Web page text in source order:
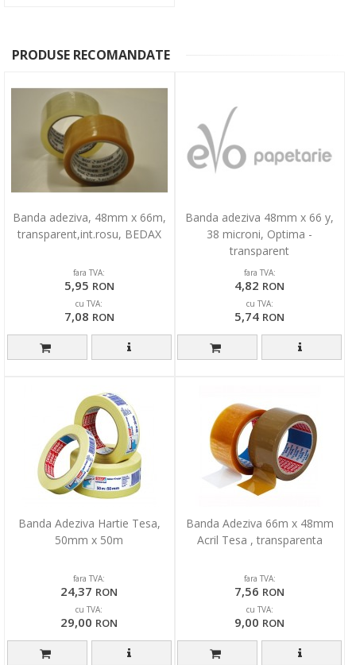
PRODUSE RECOMANDATE
Banda adeziva, 48mm x 66m,
transparent,int.rosu, BEDAX
fara TVA:
5,95 RON
cu TVA:
7,08 RON
Banda adeziva 48mm x 66 y,
38 microni, Optima -
transparent
fara TVA:
4,82 RON
cu TVA:
5,74 RON
Banda Adeziva Hartie Tesa,
50mm x 50m
fara TVA:
24,37 RON
cu TVA:
29,00 RON
Banda Adeziva 66m x 48mm
Acril Tesa , transparenta
fara TVA:
7,56 RON
cu TVA:
9,00 RON